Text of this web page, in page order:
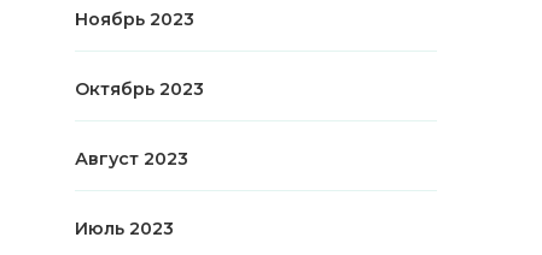
Ноябрь 2023
Октябрь 2023
Август 2023
Июль 2023